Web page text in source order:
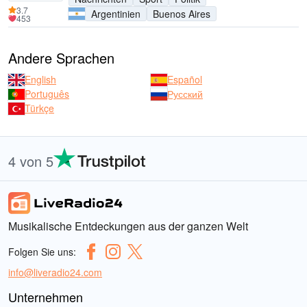
Argentinien
Buenos Aires
3.7
453
Andere Sprachen
English
Español
Português
Русский
Türkçe
4 von 5
Musikalische Entdeckungen aus der ganzen Welt
Folgen Sie uns:
info@liveradio24.com
Unternehmen